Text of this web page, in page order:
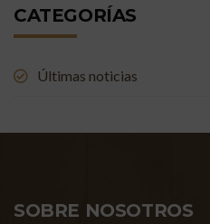
CATEGORÍAS
Últimas noticias
SOBRE NOSOTROS